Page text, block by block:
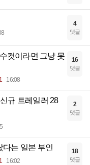
4
댓글
컷이라면 그냥 못
16:08
16
댓글
규 트레일러 28
2
댓글
다는 일본 부인
16:02
18
댓글